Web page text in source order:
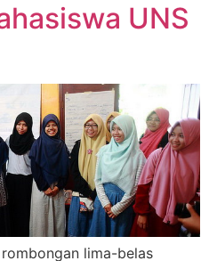
UNS
lima-belas